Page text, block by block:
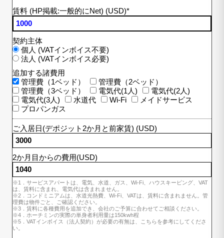
賃料 (HP掲載:一般的にNet) (USD)*
契約主体
個人 (VATインボイス不要)
法人 (VATインボイス必要)
追加する諸費用
管理費（1ベッド）
管理費（2ベッド）
管理費（3ベッド）
電気代(1人)
電気代(2人)
電気代(3人)
水道代 Wi-Fi
メイドサービス
プロパンガス
ご入居日(デポジット2か月と前家賃) (USD)
2か月目からの費用(USD)
※1．サービスアパートは、電気、水道、ガス、Wi-Fi、ハウスキーピング、VAT
は、賃料に含まれ、電気代は含まれません。
※2．コンドミニアムは、水道光熱費、Wi-Fi、VATは、賃料に含まれません。管
理費は物件ごと、ご確認ください。
※3．賃料に各種費用を追加でき、会社のご予算に合わせてご相談ください。
※4．ホーチミンの実際の単身者利用量は150kwh程
※5．VATインボイス（法人契約）が必要の有無は、こちらを参考にしてくださ
い。